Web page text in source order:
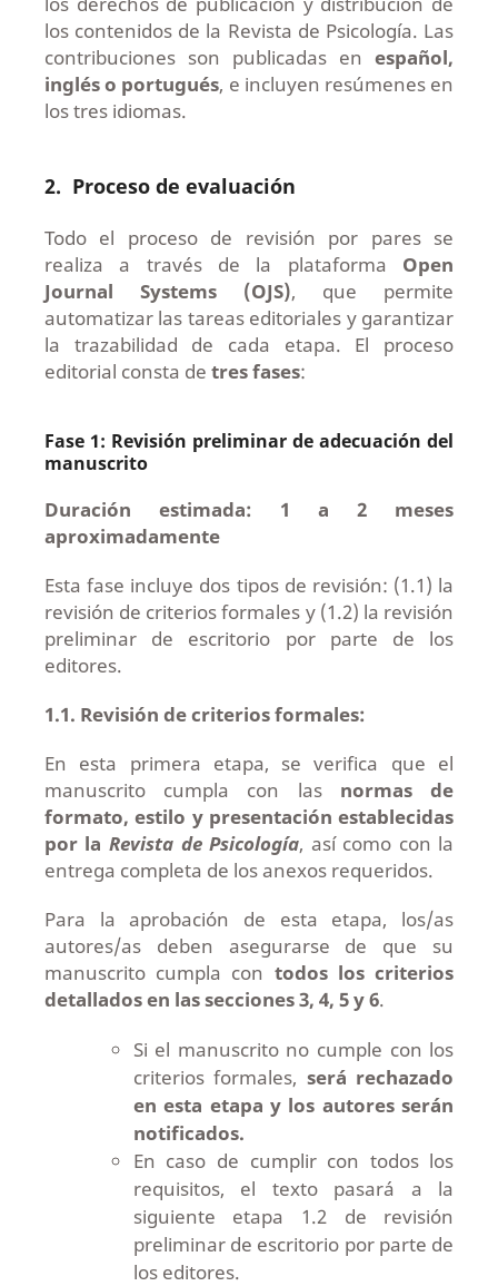
los contenidos de la Revista de Psicología. Las
contribuciones son publicadas enespañol,
inglés o portugués, e incluyen resúmenes en
los tres idiomas.
2. Proceso de evaluación
Todo el proceso de revisión por pares se
realiza a través de la plataforma Open
Journal Systems (OJS), que permite
automatizar las tareas editoriales y garantizar
la trazabilidad de cada etapa. El proceso
editorial consta de tres fases:
Fase 1: Revisión preliminar de adecuación del
manuscrito
Duración estimada: 1 a 2 meses
aproximadamente
Esta fase incluye dos tipos de revisión: (1.1) la
revisión de criterios formales y (1.2) la revisión
preliminar de escritorio por parte de los
editores.
1.1. Revisión de criterios formales:
En esta primera etapa, se verifica que el
manuscrito cumpla con las normas de
formato, estilo y presentación establecidas
por la Revista de Psicología, así como con la
entrega completa de los anexos requeridos.
Para la aprobación de esta etapa, los/as
autores/as deben asegurarse de que su
manuscrito cumpla con todos los criterios
detallados en las secciones 3, 4, 5 y 6.
Si el manuscrito no cumple con los
criterios formales, será rechazado
en esta etapa y los autores serán
notificados.
En caso de cumplir con todos los
requisitos, el texto pasará a la
siguiente etapa 1.2 de revisión
preliminar de escritorio por parte de
los editores.